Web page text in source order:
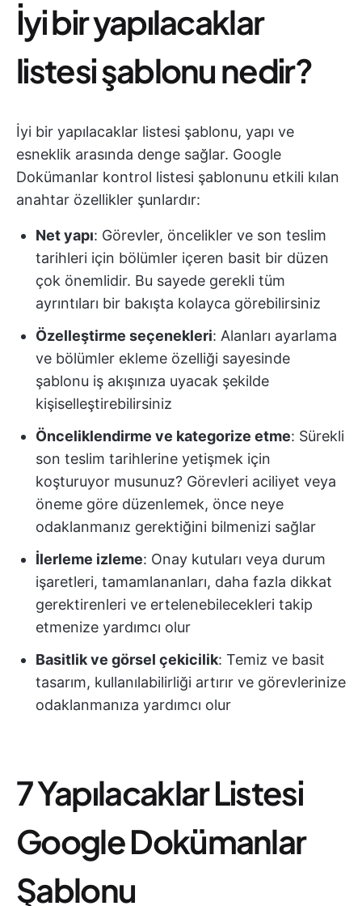
İyi bir yapılacaklar
listesi şablonu nedir?
İyi bir yapılacaklar listesi şablonu, yapı ve
esneklik arasında denge sağlar. Google
Dokümanlar kontrol listesi şablonunu etkili kılan
anahtar özellikler şunlardır:
Net yapı: Görevler, öncelikler ve son teslim
tarihleri için bölümler içeren basit bir düzen
çok önemlidir. Bu sayede gerekli tüm
ayrıntıları bir bakışta kolayca görebilirsiniz
Özelleştirme seçenekleri: Alanları ayarlama
ve bölümler ekleme özelliği sayesinde
şablonu iş akışınıza uyacak şekilde
kişiselleştirebilirsiniz
Önceliklendirme ve kategorize etme: Sürekli
son teslim tarihlerine yetişmek için
koşturuyor musunuz? Görevleri aciliyet veya
öneme göre düzenlemek, önce neye
odaklanmanız gerektiğini bilmenizi sağlar
İlerleme izleme: Onay kutuları veya durum
işaretleri, tamamlananları, daha fazla dikkat
gerektirenleri ve ertelenebilecekleri takip
etmenize yardımcı olur
Basitlik ve görsel çekicilik: Temiz ve basit
tasarım, kullanılabilirliği artırır ve görevlerinize
odaklanmanıza yardımcı olur
7 Yapılacaklar Listesi
Google Dokümanlar
Şablonu